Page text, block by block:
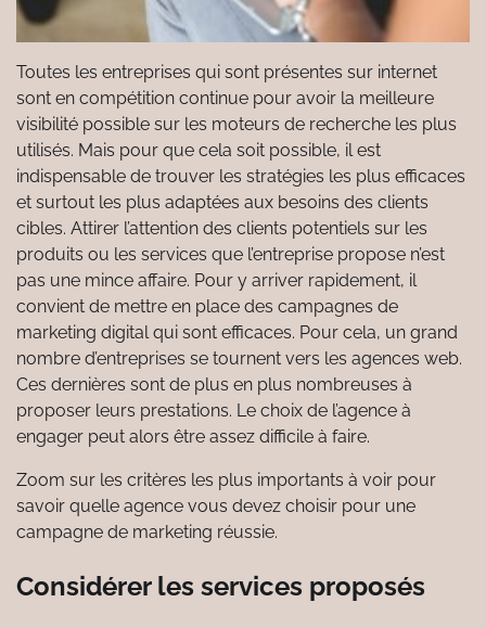
Toutes les entreprises qui sont présentes sur internet
sont en compétition continue pour avoir la meilleure
visibilité possible sur les moteurs de recherche les plus
utilisés. Mais pour que cela soit possible, il est
indispensable de trouver les stratégies les plus efficaces
et surtout les plus adaptées aux besoins des clients
cibles. Attirer l’attention des clients potentiels sur les
produits ou les services que l’entreprise propose n’est
pas une mince affaire. Pour y arriver rapidement, il
convient de mettre en place des campagnes de
marketing digital qui sont efficaces. Pour cela, un grand
nombre d’entreprises se tournent vers les agences web.
Ces dernières sont de plus en plus nombreuses à
proposer leurs prestations. Le choix de l’agence à
engager peut alors être assez difficile à faire.
Zoom sur les critères les plus importants à voir pour
savoir quelle agence vous devez choisir pour une
campagne de marketing réussie.
Considérer les services proposés